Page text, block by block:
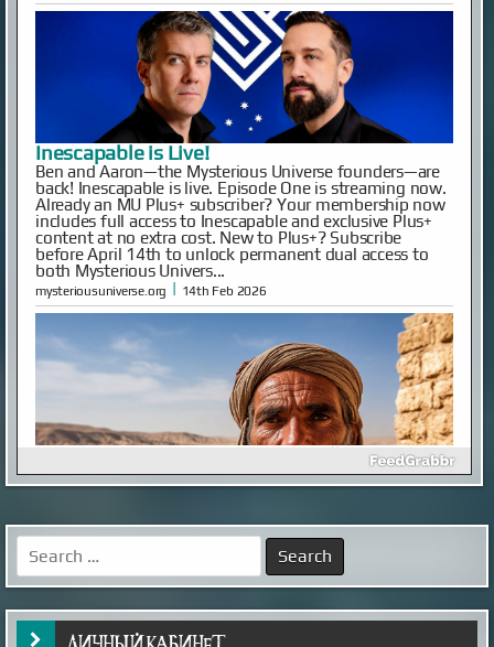
Inescapable is Live!
Ben and Aaron—the Mysterious Universe founders—are
back! Inescapable is live. Episode One is streaming now.
Already an MU Plus+ subscriber? Your membership now
includes full access to Inescapable and exclusive Plus+
content at no extra cost. New to Plus+? Subscribe
before April 14th to unlock permanent dual access to
both Mysterious Univers...
mysteriousuniverse.org | 14th Feb 2026
Иерихоне 9 тысяч лет назад
Так называемый «иерихонский череп» был найден
во время раскопок на территории города Иерихон
(сейчас — Западный берег реки Иордан, в то время —
Иордания). Упоминаемый в
Библии Иерихон считается одним из самых древних
поселений в мире, по оценкам археологов, люди
непрерывно живут в этих местах на уж...
| 20th Mar 2025
Search
for:
ЛИЧНЫЙ КАБИНЕТ